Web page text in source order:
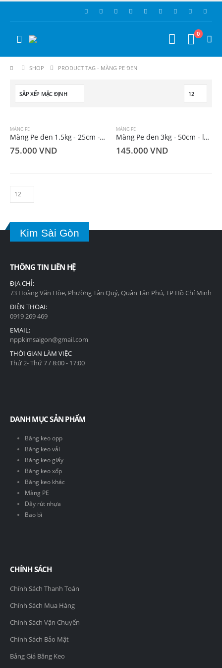
0
SHOP PRODUCT TAG - MÀNG PE ĐEN
MÀNG PE
Màng Pe đen 1.5kg - 25cm - lõi 3 ly
75.000 VND
MÀNG PE
Màng Pe đen 3kg - 50cm - lõi 3 ly
145.000 VND
Kim Sài Gòn
THÔNG TIN LIÊN HỆ
ĐỊA CHỈ:
73 Hoàng Văn Hòe, Phường Tân Quý, Quận Tân Phú, TP Hồ Chí Minh
ĐIỆN THOẠI:
0919 269 469
EMAIL:
nppkimsaigon@gmail.com
THỜI GIAN LÀM VIỆC
Thứ 2- Thứ 7 / 8:00 - 17:00
DANH MỤC SẢN PHẨM
Băng keo opp
Băng keo vải
Băng keo giấy
Băng keo xốp
Băng keo khác
Màng PE
Dây rút nhựa
Bao bì
CHÍNH SÁCH
Chính Sách Thanh Toán
Chính Sách Mua Hàng
Chính Sách Vận Chuyển
Chính Sách Bảo Mật
Bảng Giá Băng Keo